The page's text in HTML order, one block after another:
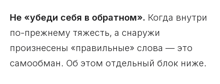
Не «убеди себя в обратном». Когда внутри
по-прежнему тяжесть, а снаружи
произнесены «правильные» слова — это
самообман. Об этом отдельный блок ниже.